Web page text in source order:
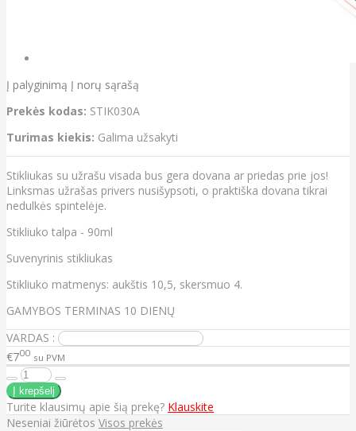
Į palyginimą Į norų sąrašą
Prekės kodas: STIK030A
Turimas kiekis: Galima užsakyti
Stikliukas su užrašu visada bus gera dovana ar priedas prie jos!
Linksmas užrašas privers nusišypsoti, o praktiška dovana tikrai
nedulkės spintelėje.
Stikliuko talpa - 90ml
Suvenyrinis stikliukas
Stikliuko matmenys: aukštis 10,5, skersmuo 4.
GAMYBOS TERMINAS 10 DIENŲ
VARDAS :
€700 su PVM
Turite klausimų apie šią prekę? Klauskite
Neseniai žiūrėtos Visos prekės